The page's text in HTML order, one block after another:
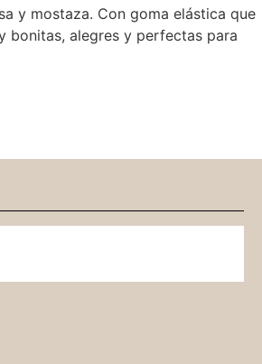
y mostaza. Con goma elástica que
bonitas, alegres y perfectas para